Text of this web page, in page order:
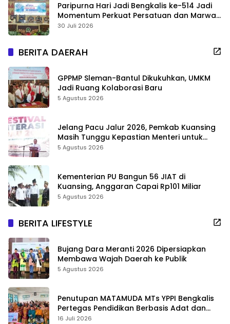
Paripurna Hari Jadi Bengkalis ke-514 Jadi
Momentum Perkuat Persatuan dan Marwah
Negeri
30 Juli 2026
BERITA DAERAH
GPPMP Sleman-Bantul Dikukuhkan, UMKM
Jadi Ruang Kolaborasi Baru
5 Agustus 2026
Jelang Pacu Jalur 2026, Pemkab Kuansing
Masih Tunggu Kepastian Menteri untuk
Buka Festival
5 Agustus 2026
Kementerian PU Bangun 56 JIAT di
Kuansing, Anggaran Capai Rp101 Miliar
5 Agustus 2026
BERITA LIFESTYLE
Bujang Dara Meranti 2026 Dipersiapkan
Membawa Wajah Daerah ke Publik
5 Agustus 2026
Penutupan MATAMUDA MTs YPPI Bengkalis
Pertegas Pendidikan Berbasis Adat dan
Karakter
16 Juli 2026